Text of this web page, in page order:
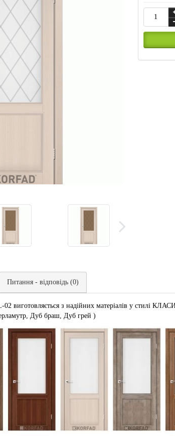
Питання - відповідь (0)
02 виготовляється з надійних матеріалів у стилі
Дуб браш, Дуб грей )